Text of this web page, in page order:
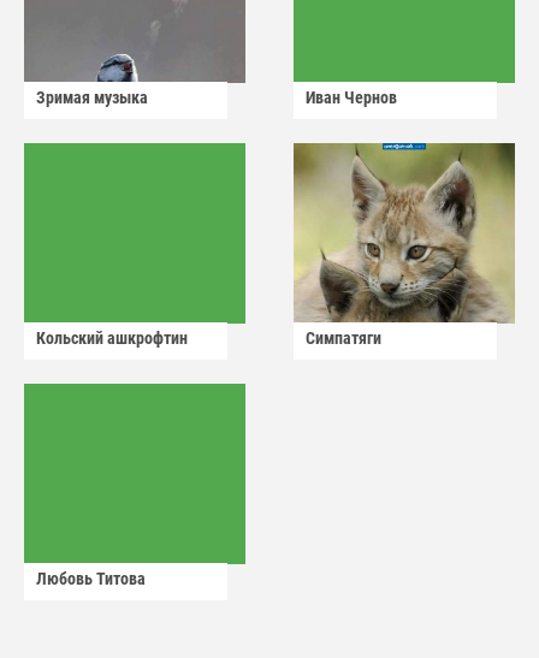
Зримая музыка Иван Чернов
Кольский ашкрофтин Симпатяги
Любовь Титова